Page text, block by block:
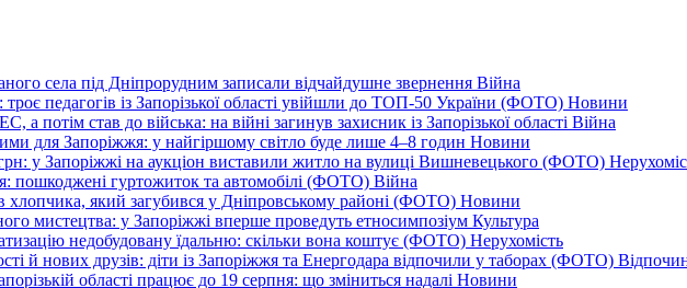
села під Дніпрорудним записали відчайдушне звернення Війна
педагогів із Запорізької області увійшли до ТОП-50 України (ФОТО) Новини
потім став до війська: на війні загинув захисник із Запорізької області Війна
для Запоріжжя: у найгіршому світло буде лише 4–8 годин Новини
у Запоріжжі на аукціон виставили житло на вулиці Вишневецького (ФОТО)
пошкоджені гуртожиток та автомобілі (ФОТО) Війна
хлопчика, який загубився у Дніпровському районі (ФОТО) Новини
мистецтва: у Запоріжжі вперше проведуть етносимпозіум Культура
недобудовану їдальню: скільки вона коштує (ФОТО) Нерухомість
й нових друзів: діти із Запоріжжя та Енергодара відпочили у таборах (ФОТО)
області працює до 19 серпня: що зміниться надалі Новини